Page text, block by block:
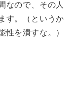
なので、その人
す。（というか
性を潰すな。）